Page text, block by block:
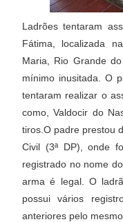
Ladrões tentaram
Fátima, localizada
Maria, Rio Grande
mínimo inusitada. O
tentaram realizar o
como, Valdocir do
tiros.O padre prestou
Civil (3ª DP), onde
registrado no nome
arma é legal. O
possui vários
anteriores pelo